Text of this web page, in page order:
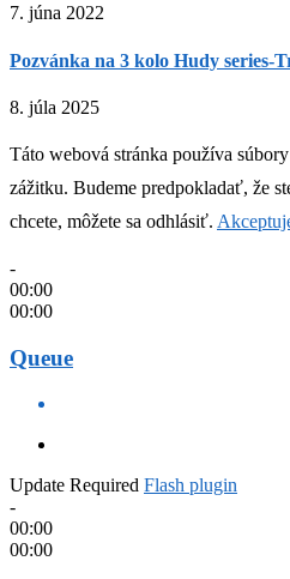
7. júna 2022
Pozvánka na 3 kolo Hudy series-
8. júla 2025
Táto webová stránka používa
zážitku. Budeme predpokladať, že
chcete, môžete sa odhlásiť.
-
00:00
00:00
Queue
Update Required Flash plugin
-
00:00
00:00